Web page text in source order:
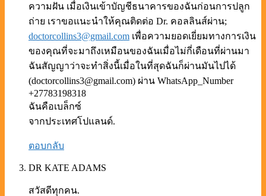
ความฝัน เมื่อเงินเข้าบัญชีธนาคารของฉันก่อนการปลูก
ถ่าย เราขอแนะนำให้คุณติดต่อ Dr. คอลลินส์ผ่าน;
doctorcollins3@gmail.com เพื่อความยอดเยี่ยมทางการเงิน
ของคุณที่จะมาถึงเหมือนของฉันเมื่อไม่กี่เดือนที่ผ่านมา
ฉันสัญญาว่าจะทำสิ่งนี้เมื่อในที่สุดฉันก็ผ่านมันไปได้
(doctorcollins3@gmail.com) ผ่าน WhatsApp_Number
+27783198318
ฉันคือเบล็กซ์
จากประเทศโปแลนด์.
ตอบกลับ
DR KATE ADAMS
สวัสดีทุกคน.